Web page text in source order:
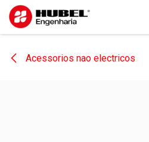
Pular para o conteúdo
Acessorios nao electricos